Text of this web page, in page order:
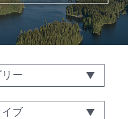
ー
ブ